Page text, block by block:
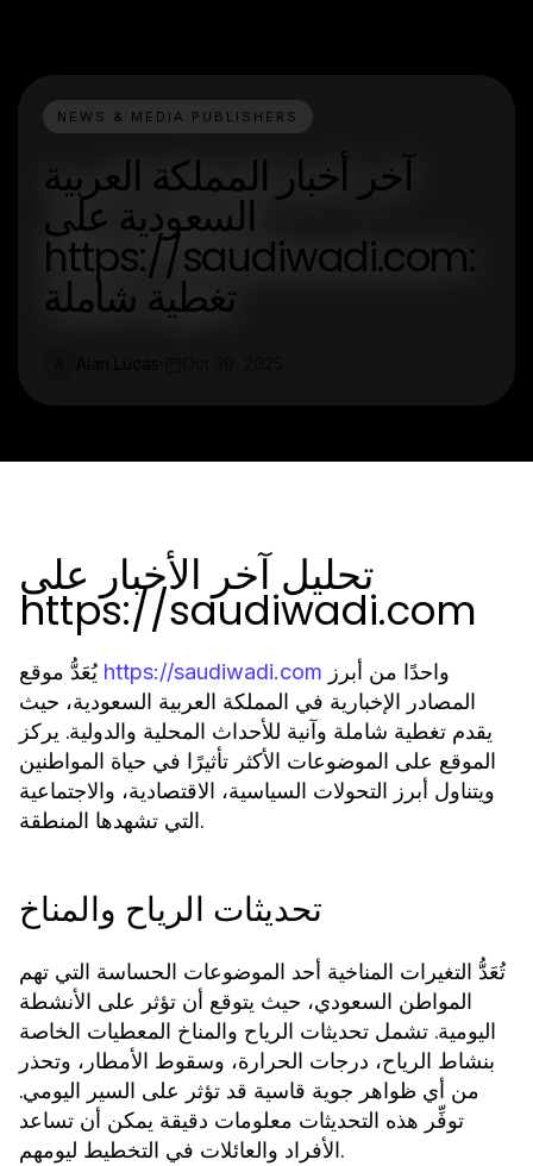
NEWS & MEDIA PUBLISHERS
آخر أخبار المملكة العربية
السعودية على
https://saudiwadi.com:
تغطية شاملة
تحليل آخر الأخبار على
https://saudiwadi.com
https://saudiwadi.com
المصادر الإخبارية في المملكة العربية السعودية، حيث
يقدم تغطية شاملة وآنية للأحداث المحلية والدولية. يركز
الموقع على الموضوعات الأكثر تأثيرًا في حياة المواطنين
ويتناول أبرز التحولات السياسية، الاقتصادية، والاجتماعية
التي تشهدها المنطقة.
تحديثات الرياح والمناخ
تُعَدُّ التغيرات المناخية أحد الموضوعات الحساسة التي تهم
المواطن السعودي، حيث يتوقع أن تؤثر على الأنشطة
اليومية. تشمل تحديثات الرياح والمناخ المعطيات الخاصة
بنشاط الرياح، درجات الحرارة، وسقوط الأمطار، وتحذر
من أي ظواهر جوية قاسية قد تؤثر على السير اليومي.
توفِّر هذه التحديثات معلومات دقيقة يمكن أن تساعد
الأفراد والعائلات في التخطيط ليومهم.